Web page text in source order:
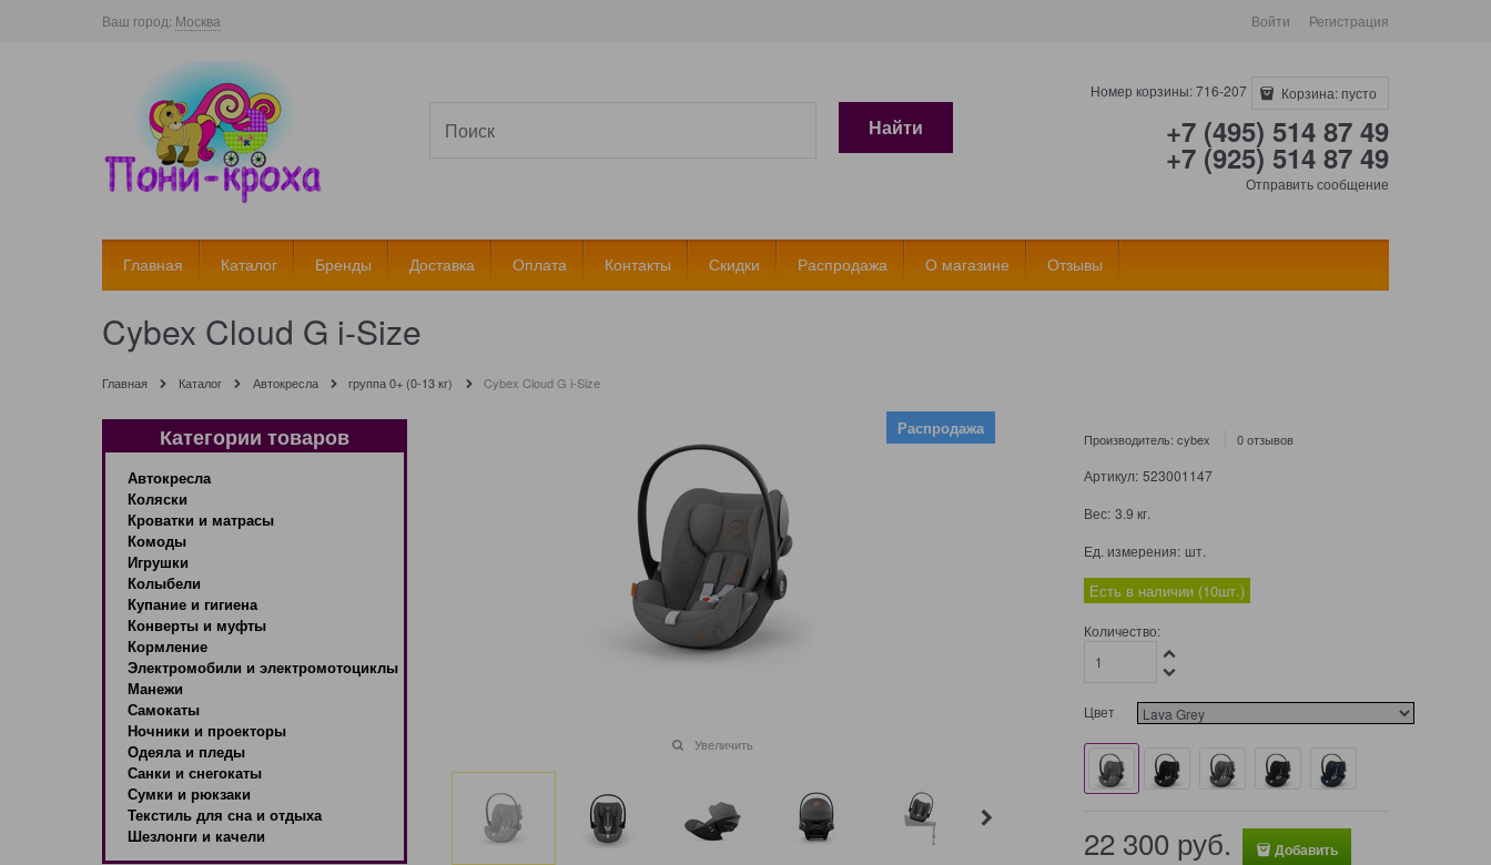
Ваш город: Москва Войти Регистрация
Найти
Номер корзины: 716-207 Корзина: пусто
+7 (495) 514 87 49
+7 (925) 514 87 49
Отправить сообщение
Главная Каталог Бренды Доставка Оплата Контакты Скидки Распродажа О магазине Отзывы
Cybex Cloud G i-Size
Главная Каталог Автокресла группа 0+ (0-13 кг) Cybex Cloud G i-Size
Категории товаров
Автокресла
Коляски
Кроватки и матрасы
Комоды
Игрушки
Колыбели
Купание и гигиена
Конверты и муфты
Кормление
Электромобили и электромотоциклы
Манежи
Самокаты
Ночники и проекторы
Одеяла и пледы
Санки и снегокаты
Сумки и рюкзаки
Текстиль для сна и отдыха
Шезлонги и качели
Распродажа
Увеличить
Производитель: cybex 0 отзывов
Артикул: 523001147
Вес: 3.9 кг.
Ед. измерения: шт.
Есть в наличии (10шт.)
Количество:
Цвет
22 300 руб. Добавить